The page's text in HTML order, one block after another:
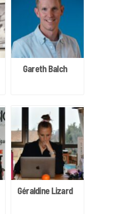
Gareth Balch
Géraldine Lizard